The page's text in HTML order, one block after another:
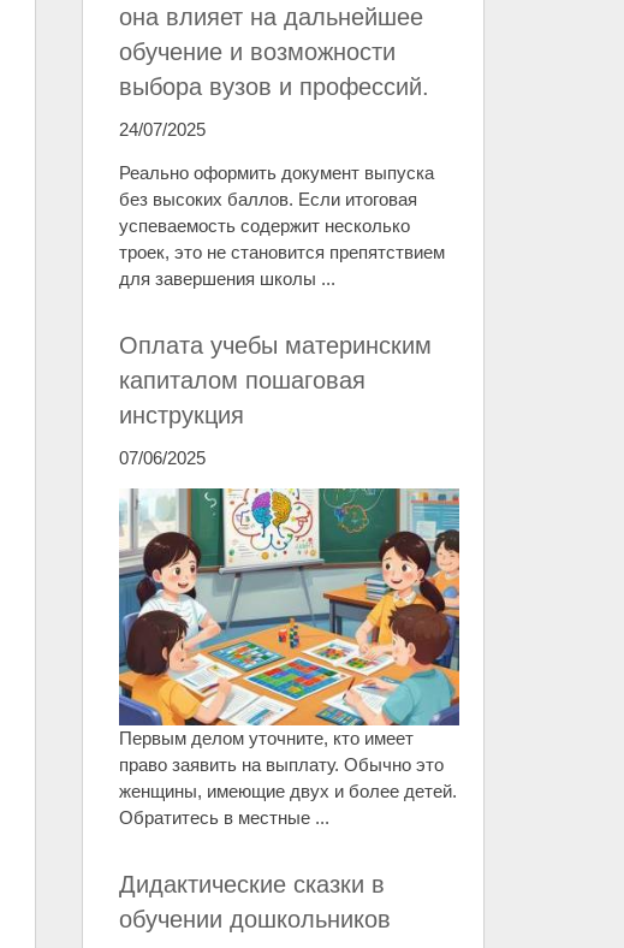
она влияет на дальнейшее
обучение и возможности
выбора вузов и профессий.
24/07/2025
Реально оформить документ выпуска
без высоких баллов. Если итоговая
успеваемость содержит несколько
троек, это не становится препятствием
для завершения школы ...
Оплата учебы материнским
капиталом пошаговая
инструкция
07/06/2025
Первым делом уточните, кто имеет
право заявить на выплату. Обычно это
женщины, имеющие двух и более детей.
Обратитесь в местные ...
Дидактические сказки в
обучении дошкольников